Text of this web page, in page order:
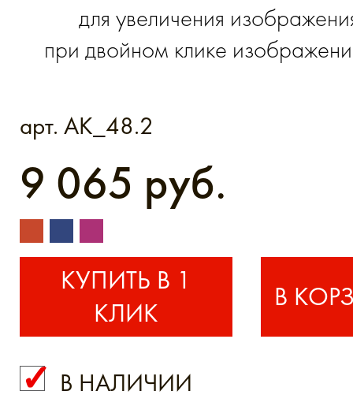
для увеличения
при двойном клике
арт. AK_48.2
9 065 руб.
КУПИТЬ В 1
КЛИК
КУПИТЬ В 1 КЛИК
В НАЛИЧИИ